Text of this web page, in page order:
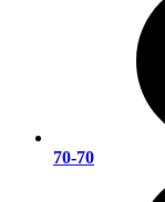
70-70